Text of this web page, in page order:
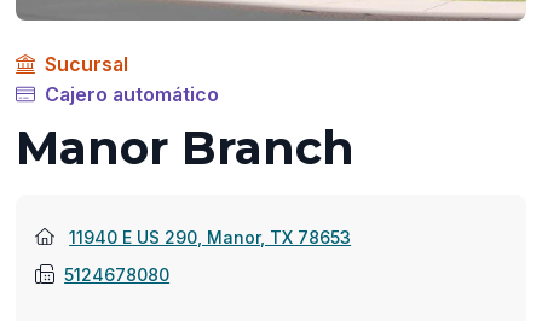
Sucursal
Cajero automático
Manor Branch
11940 E US 290, Manor, TX 78653
5124678080